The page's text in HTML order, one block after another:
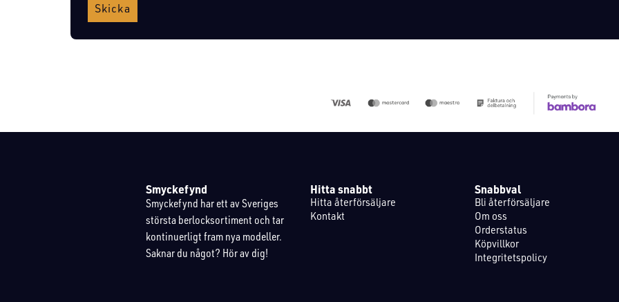
Skicka
Smyckefynd
Smyckefynd har ett av Sveriges
största berlocksortiment och tar
kontinuerligt fram nya modeller.
Saknar du något? Hör av dig!
Hitta snabbt
Hitta återförsäljare
Kontakt
Snabbval
Bli återförsäljare
Om oss
Orderstatus
Köpvillkor
Integritetspolicy